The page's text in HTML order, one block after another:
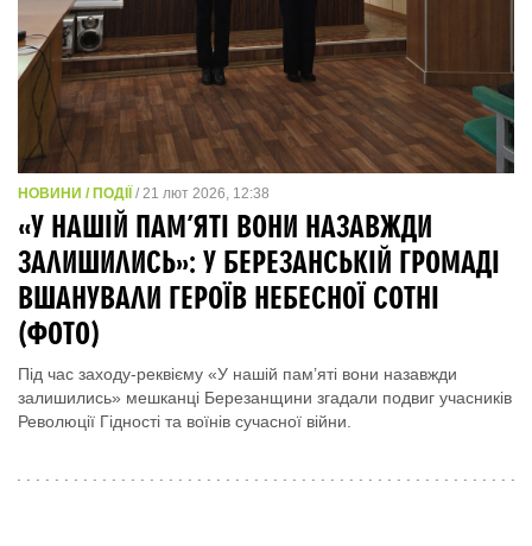
НОВИНИ / ПОДІЇ / 21 лют 2026, 12:38
«У НАШІЙ ПАМ’ЯТІ ВОНИ НАЗАВЖДИ
ЗАЛИШИЛИСЬ»: У БЕРЕЗАНСЬКІЙ ГРОМАДІ
ВШАНУВАЛИ ГЕРОЇВ НЕБЕСНОЇ СОТНІ
(ФОТО)
Під час заходу-реквієму «У нашій пам’яті вони назавжди
залишились» мешканці Березанщини згадали подвиг учасників
Революції Гідності та воїнів сучасної війни.